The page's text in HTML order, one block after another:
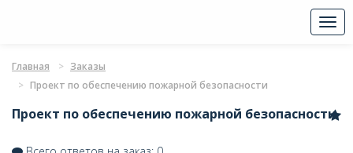
Главная
Заказы
Проект по обеспечению пожарной безопасности
Проект по обеспечению пожарной безопасности